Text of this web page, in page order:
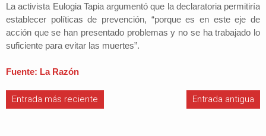
La activista Eulogia Tapia argumentó que la declaratoria permitiría
establecer políticas de prevención, “porque es en este eje de
acción que se han presentado problemas y no se ha trabajado lo
suficiente para evitar las muertes”.
Fuente: La Razón
Entrada más reciente Entrada antigua